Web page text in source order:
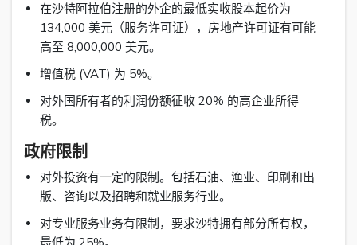
在沙特阿拉伯注册的外企的最低实收股本起价为
134,000 美元（服务许可证），房地产许可证有可能
高至 8,000,000 美元。
增值税 (VAT) 为 5%。
对外国所有者的利润份额征收 20% 的高企业所得
税。
政府限制
对外投资有一定的限制。包括石油、渔业、印刷和出
版、咨询以及招聘和就业服务行业。
对专业服务业务有限制，要求沙特拥有部分所有权，